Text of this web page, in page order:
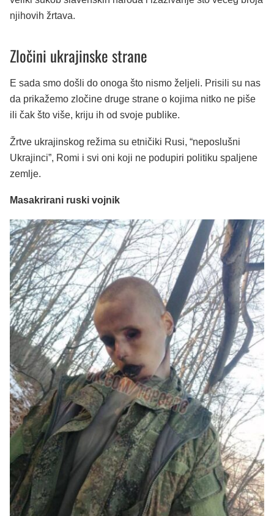
njihovih žrtava.
Zločini ukrajinske strane
E sada smo došli do onoga što nismo željeli. Prisili su nas
da prikažemo zločine druge strane o kojima nitko ne piše
ili čak što više, kriju ih od svoje publike.
Žrtve ukrajinskog režima su etničiki Rusi, “neposlušni
Ukrajinci”, Romi i svi oni koji ne podupiri politiku spaljene
zemlje.
Masakrirani ruski vojnik